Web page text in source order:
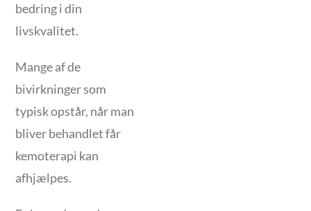
bedring i din
livskvalitet.
Mange af de
bivirkninger som
typisk opstår, når man
bliver behandlet får
kemoterapi kan
afhjælpes.